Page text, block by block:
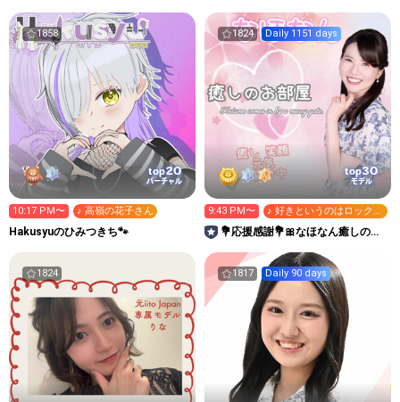
1858
top20
バーチャル
10:17 PM〜 ♪ 高嶺の花子さん
Hakusyuのひみつきち🐾
1824 Daily 1151 days
top30
モデル
9:43 PM〜
♪ 好きというのはロックだ
ぜ！
💐応援感謝💐🎀なほなん癒しのお
1824 1817 Daily 90 days